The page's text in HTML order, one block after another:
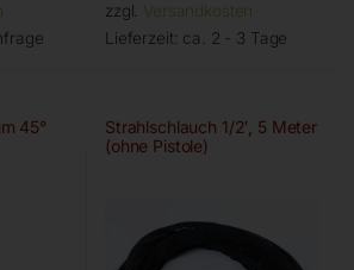
zzgl. Versandkosten
Lieferzeit: ca. 2 - 3 Tage
45°
Strahlschlauch 1/2′, 5 Meter
(ohne Pistole)